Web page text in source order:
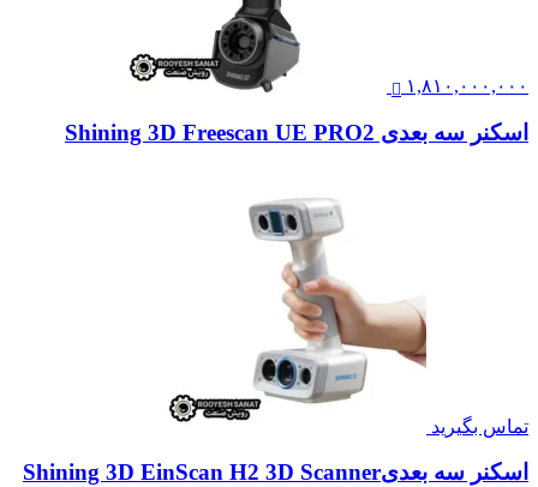
۱,۸۱۰,۰۰۰,۰۰۰
اسکنر سه بعدی Shining 3D Freescan UE PRO2
تماس بگیرید
اسکنر سه بعدیShining 3D EinScan H2 3D Scanner